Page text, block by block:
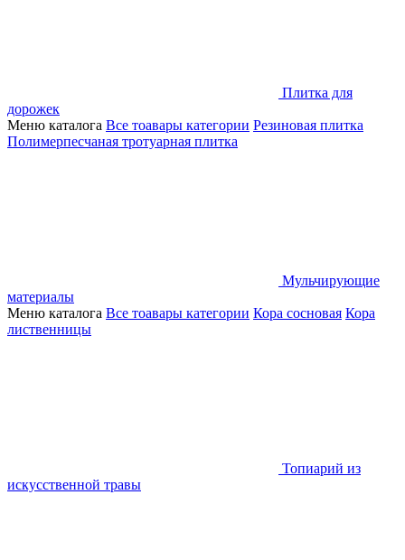
Плитка для
дорожек
Меню каталога Все тоавары категории Резиновая плитка
Полимерпесчаная тротуарная плитка
Мульчирующие
материалы
Меню каталога Все тоавары категории Кора сосновая Кора
лиственницы
Топиарий из
искусственной травы